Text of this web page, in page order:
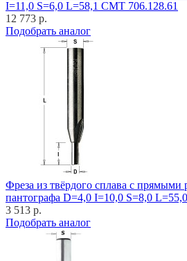
I=11,0 S=6,0 L=58,1 CMT 706.128.61
12 773 р.
Подобрать аналог
Фреза из твёрдого сплава с
пантографа D=4,0 I=10,0 S=8,0
3 513 р.
Подобрать аналог